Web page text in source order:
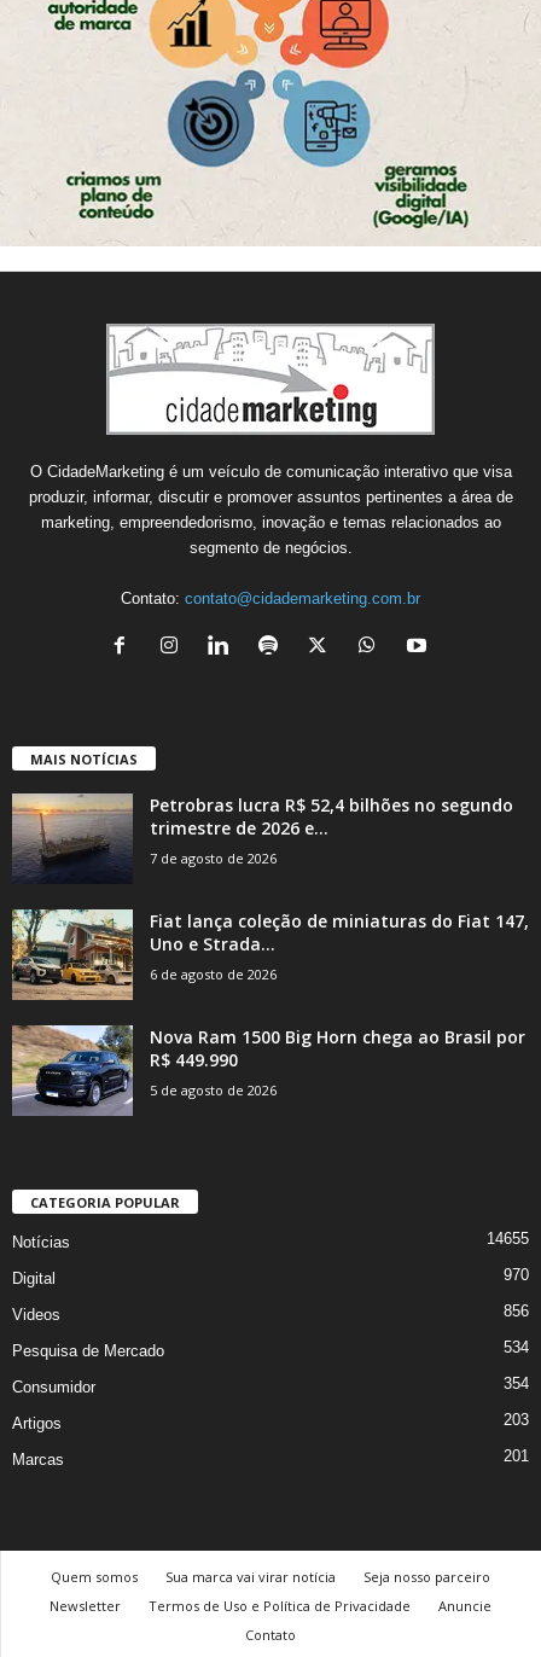
O CidadeMarketing é um veículo de comunicação interativo que visa
produzir, informar, discutir e promover assuntos pertinentes a área de
marketing, empreendedorismo, inovação e temas relacionados ao
segmento de negócios.
Contato: contato@cidademarketing.com.br
MAIS NOTÍCIAS
Petrobras lucra R$ 52,4 bilhões no segundo
trimestre de 2026 e...
7 de agosto de 2026
Fiat lança coleção de miniaturas do Fiat 147,
Uno e Strada...
6 de agosto de 2026
Nova Ram 1500 Big Horn chega ao Brasil por
R$ 449.990
5 de agosto de 2026
CATEGORIA POPULAR
Notícias 14655
Digital 970
Videos 856
Pesquisa de Mercado 534
Consumidor 354
Artigos 203
Marcas 201
Quem somos Sua marca vai virar notícia
Seja nosso parceiro
Newsletter
Termos de Uso e Política de Privacidade
Anuncie
Contato